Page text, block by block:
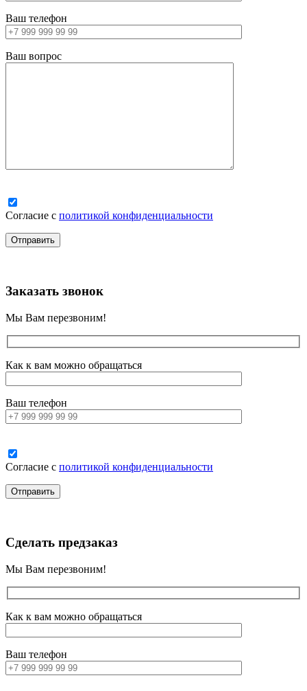
Ваш телефон
Ваш вопрос
Согласие с политикой конфиденциальности
Заказать звонок
Мы Вам перезвоним!
Как к вам можно обращаться
Ваш телефон
Согласие с политикой конфиденциальности
Сделать предзаказ
Мы Вам перезвоним!
Как к вам можно обращаться
Ваш телефон